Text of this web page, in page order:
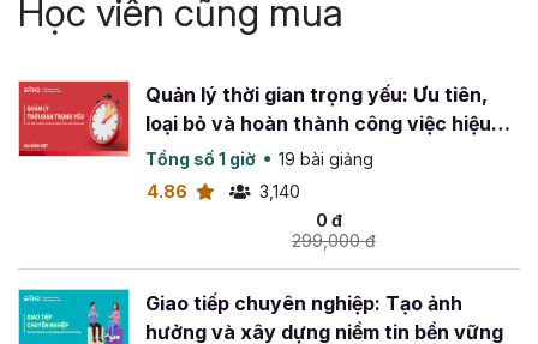
Học viên cũng mua
Quản lý thời gian trọng yếu: Ưu tiên,
loại bỏ và hoàn thành công việc hiệu
quả
Tổng số 1 giờ
19 bài giảng
4.86
3,140
0 đ
299,000 đ
Giao tiếp chuyên nghiệp: Tạo ảnh
hưởng và xây dựng niềm tin bền vững